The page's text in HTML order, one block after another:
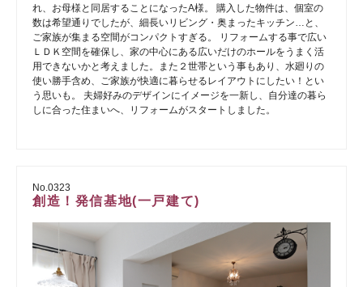
れ、お母様と同居することになったA様。 購入した物件は、個室の
数は希望通りでしたが、細長いリビング・奥まったキッチン…と、
ご家族が集まる空間がコンパクトすぎる。 リフォームする事で広い
ＬＤＫ空間を確保し、家の中心にある広いだけのホールをうまく活
用できないかと考えました。また２世帯という事もあり、水廻りの
使い勝手含め、ご家族が快適に暮らせるレイアウトにしたい！とい
う思いも。 夫婦好みのデザインにイメージを一新し、自分達の暮ら
しに合った住まいへ、リフォームがスタートしました。
No.0323
創造！発信基地(一戸建て)